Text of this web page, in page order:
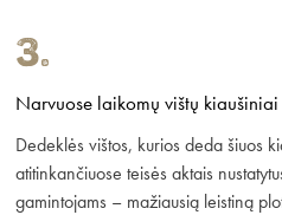
3.
Narvuose laikomų vištų kiaušiniai
Dedeklės vištos, kurios deda šiuos
atitinkančiuose teisės aktais
gamintojams – mažiausią leistiną